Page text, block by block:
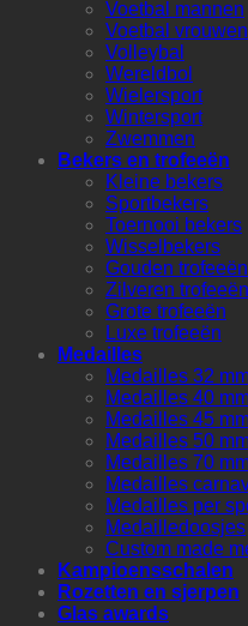
Voetbal mannen
Voetbal vrouwen
Volleybal
Wereldbol
Wielersport
Wintersport
Zwemmen
Bekers en trofeeën
Kleine bekers
Sportbekers
Toernooi bekers
Wisselbekers
Gouden trofeeën
Zilveren trofeeën
Grote trofeeën
Luxe trofeeën
Medailles
Medailles 32
Medailles 40
Medailles 45
Medailles 50
Medailles 70
Medailles
Medailles per
Medailledoosjes
Custom made
Kampioensschalen
Rozetten en sjerpen
Glas awards